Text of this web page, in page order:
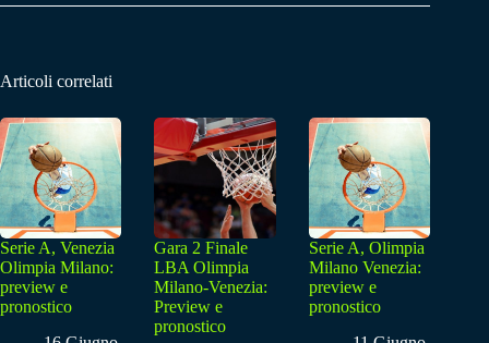
Articoli correlati
Serie A, Venezia
Olimpia Milano:
preview e
pronostico
Gara 2 Finale
LBA Olimpia
Milano-Venezia:
Preview e
pronostico
Serie A, Olimpia
Milano Venezia:
preview e
pronostico